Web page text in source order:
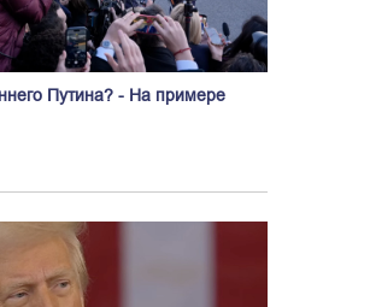
Путина? - На примере